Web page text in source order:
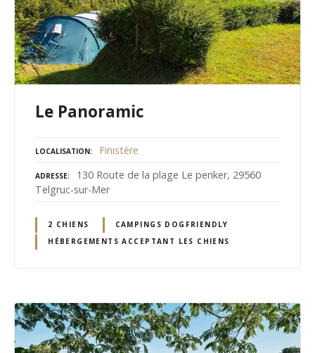
Le Panoramic
LOCALISATION Finistère
ADRESSE
130 Route de la plage Le penker, 29560
Telgruc-sur-Mer
2 CHIENS
CAMPINGS DOGFRIENDLY
HÉBERGEMENTS ACCEPTANT LES CHIENS